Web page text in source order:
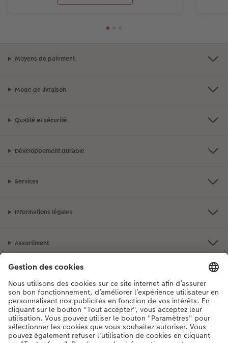
Moyens de paiement
Mode de livraison
Qualité et sécurité
Développement durable
Services
Informations légales
Assortiment
Si vous avez des questions concernant nos produits ou votre commande,
n'hésitez pas à nous contacter du lundi au dimanche, de 9h00 à 20h00
(hors jours fériés), au numéro de téléphone044 499 10 37• 7j/7 • de 9h à
20h